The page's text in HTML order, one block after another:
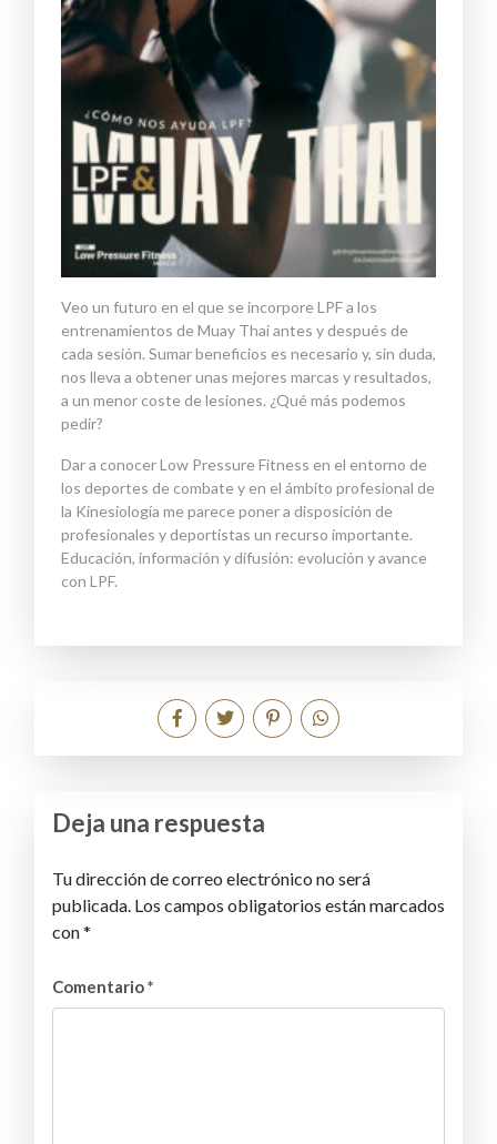
Veo un futuro en el que se incorpore LPF a los
entrenamientos de Muay Thai antes y después de
cada sesión. Sumar beneficios es necesario y, sin duda,
nos lleva a obtener unas mejores marcas y resultados,
a un menor coste de lesiones. ¿Qué más podemos
pedir?
Dar a conocer Low Pressure Fitness en el entorno de
los deportes de combate y en el ámbito profesional de
la Kinesiología me parece poner a disposición de
profesionales y deportistas un recurso importante.
Educación, información y difusión: evolución y avance
con LPF.
Deja una respuesta
Tu dirección de correo electrónico no será
publicada. Los campos obligatorios están marcados
con*
Comentario*